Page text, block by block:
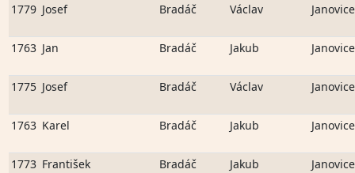
1779 Josef Bradáč Václav Janovice
1763 Jan Bradáč Jakub Janovice
1775 Josef Bradáč Václav Janovice
1763 Karel Bradáč Jakub Janovice
1773 František Bradáč Jakub Janovice